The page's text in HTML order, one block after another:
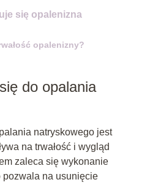
się opalenizna
opalenizny?
do opalania
natryskowego jest
na trwałość i wygląd
zaleca się wykonanie
na usunięcie